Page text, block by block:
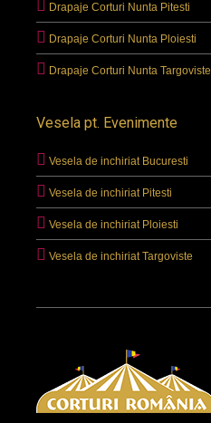
Drapaje Corturi Nunta Pitesti
Drapaje Corturi Nunta Ploiesti
Drapaje Corturi Nunta Targoviste
Vesela pt. Evenimente
Vesela de inchiriat Bucuresti
Vesela de inchiriat Pitesti
Vesela de inchiriat Ploiesti
Vesela de inchiriat Targoviste